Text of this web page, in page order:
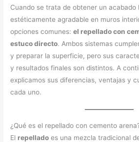
Cuando se trata de obtener un acabado
estéticamente agradable en muros
opciones comunes:el repellado con
estuco directo. Ambos sistemas
y preparar la superficie, pero sus
y resultados finales son distintos. A
explicamos sus diferencias, ventajas y
cada uno.
¿Qué es el repellado con cemento
El repellado es una mezcla tradicional